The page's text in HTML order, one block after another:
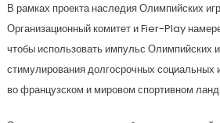
В рамках проекта наследия Олимпийских
Организационный комитет и Fier-Play
чтобы использовать импульс Олимпийских
стимулирования долгосрочных социальных
во французском и мировом спортивном